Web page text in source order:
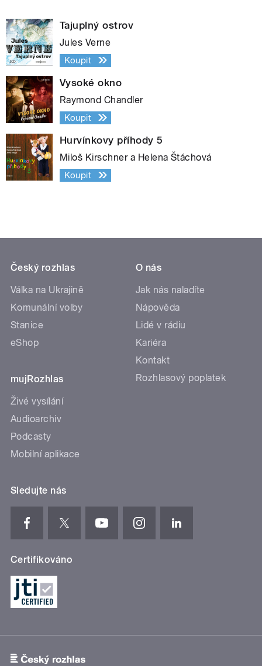
Tajuplný ostrov
Jules Verne
Koupit
Vysoké okno
Raymond Chandler
Koupit
Hurvínkovy příhody 5
Miloš Kirschner a Helena Štáchová
Koupit
Český rozhlas
Válka na Ukrajině
Komunální volby
Stanice
eShop
mujRozhlas
Živé vysílání
Audioarchiv
Podcasty
Mobilní aplikace
O nás
Jak nás naladíte
Nápověda
Lidé v rádiu
Kariéra
Kontakt
Rozhlasový poplatek
Sledujte nás
Certifikováno